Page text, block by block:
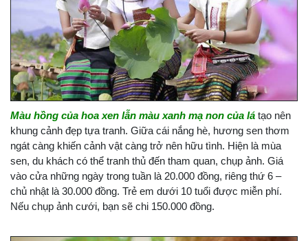
Màu hồng của hoa xen lẫn màu xanh mạ non của lá tạo nên
khung cảnh đẹp tựa tranh. Giữa cái nắng hè, hương sen thơm
ngát càng khiến cảnh vật càng trở nên hữu tình. Hiện là mùa
sen, du khách có thể tranh thủ đến tham quan, chụp ảnh. Giá
vào cửa những ngày trong tuần là 20.000 đồng, riêng thứ 6 –
chủ nhật là 30.000 đồng. Trẻ em dưới 10 tuổi được miễn phí.
Nếu chụp ảnh cưới, bạn sẽ chi 150.000 đồng.